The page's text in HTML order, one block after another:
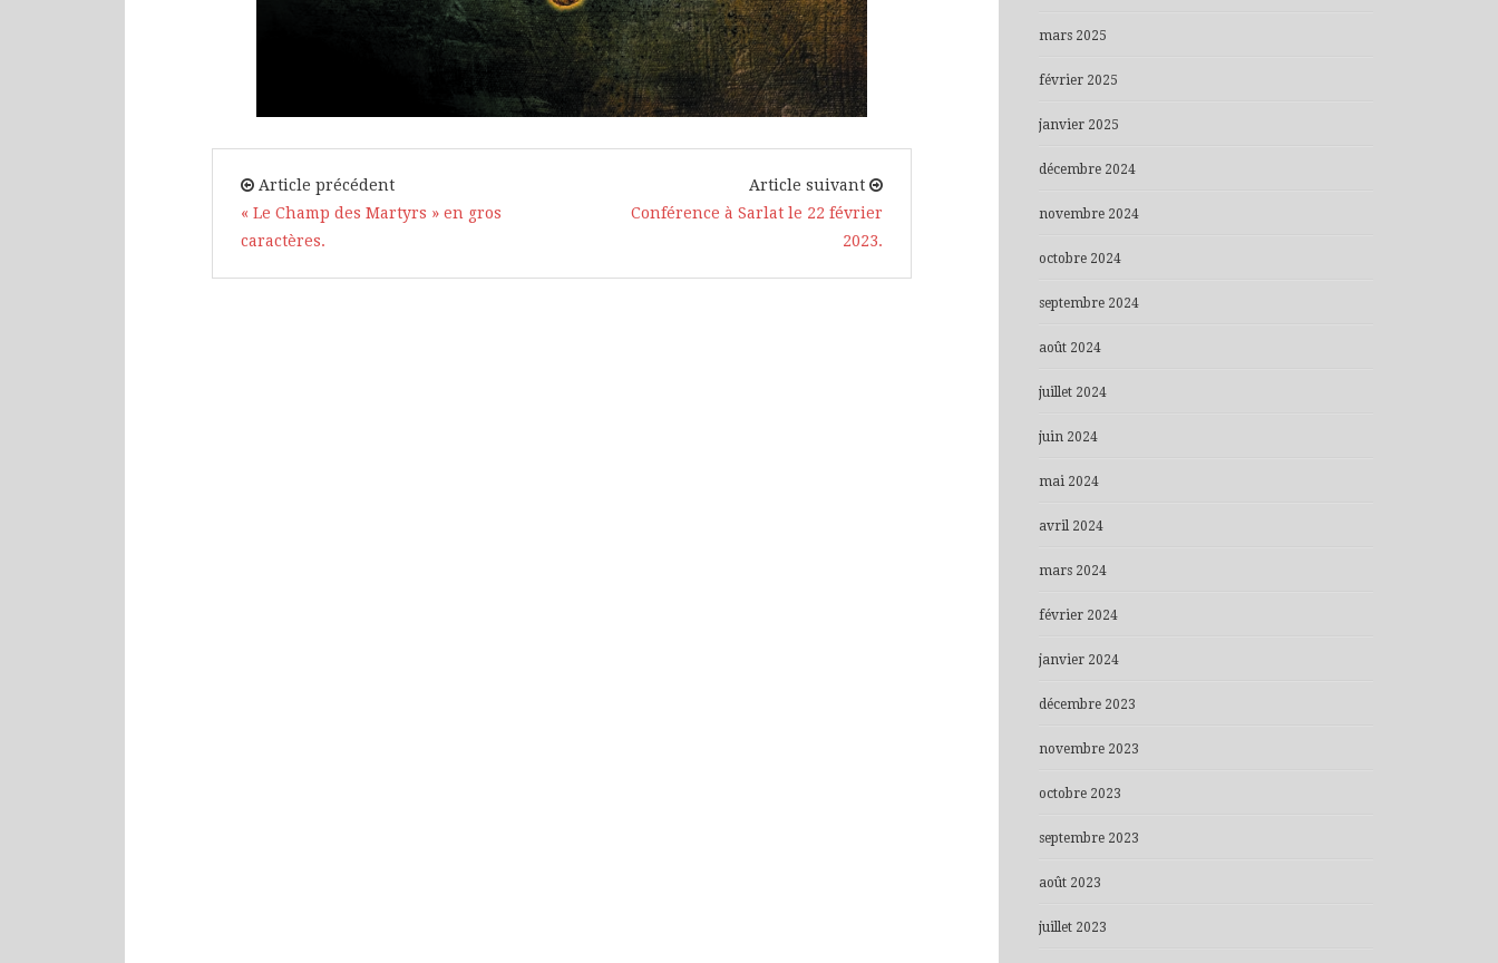
Article précédent
« Le Champ des Martyrs » en gros
caractères.
Article suivant
Conférence à Sarlat le 22 février
2023.
mars 2025
février 2025
janvier 2025
décembre 2024
novembre 2024
octobre 2024
septembre 2024
août 2024
juillet 2024
juin 2024
mai 2024
avril 2024
mars 2024
février 2024
janvier 2024
décembre 2023
novembre 2023
octobre 2023
septembre 2023
août 2023
juillet 2023